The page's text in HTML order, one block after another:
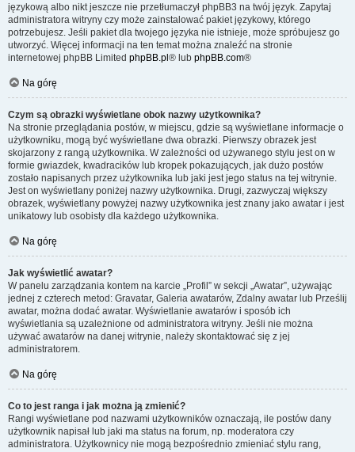
językową albo nikt jeszcze nie przetłumaczył phpBB3 na twój język. Zapytaj
administratora witryny czy może zainstalować pakiet językowy, którego
potrzebujesz. Jeśli pakiet dla twojego języka nie istnieje, może spróbujesz go
utworzyć. Więcej informacji na ten temat można znaleźć na stronie
internetowej phpBB Limited phpBB.pl ® lub phpBB.com®
Na górę
Czym są obrazki wyświetlane obok nazwy użytkownika?
Na stronie przeglądania postów, w miejscu, gdzie są wyświetlane informacje o
użytkowniku, mogą być wyświetlane dwa obrazki. Pierwszy obrazek jest
skojarzony z rangą użytkownika. W zależności od używanego stylu jest on w
formie gwiazdek, kwadracików lub kropek pokazujących, jak dużo postów
zostało napisanych przez użytkownika lub jaki jest jego status na tej witrynie.
Jest on wyświetlany poniżej nazwy użytkownika. Drugi, zazwyczaj większy
obrazek, wyświetlany powyżej nazwy użytkownika jest znany jako awatar i jest
unikatowy lub osobisty dla każdego użytkownika.
Na górę
Jak wyświetlić awatar?
W panelu zarządzania kontem na karcie „Profil” w sekcji „Awatar”, używając
jednej z czterech metod: Gravatar, Galeria awatarów, Zdalny awatar lub Prześlij
awatar, można dodać awatar. Wyświetlanie awatarów i sposób ich
wyświetlania są uzależnione od administratora witryny. Jeśli nie można
używać awatarów na danej witrynie, należy skontaktować się z jej
administratorem.
Na górę
Co to jest ranga i jak można ją zmienić?
Rangi wyświetlane pod nazwami użytkowników oznaczają, ile postów dany
użytkownik napisał lub jaki ma status na forum, np. moderatora czy
administratora. Użytkownicy nie mogą bezpośrednio zmieniać stylu rang,